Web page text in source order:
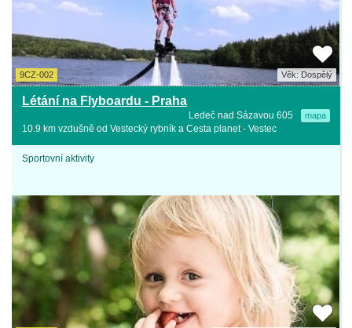
9CZ-002 Věk: Dospělý
Létání na Flyboardu - Praha
Ledeč nad Sázavou 605 mapa
10.9 km vzdušně od Vestecký rybník a Cesta planet - Vestec
Sportovní aktivity